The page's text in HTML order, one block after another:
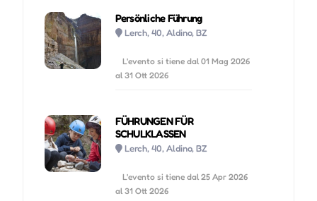
Persönliche Führung
Lerch, 40, Aldino, BZ
L'evento si tiene dal 01 Mag 2026
al 31 Ott 2026
FÜHRUNGEN FÜR
SCHULKLASSEN
Lerch, 40, Aldino, BZ
L'evento si tiene dal 25 Apr 2026
al 31 Ott 2026